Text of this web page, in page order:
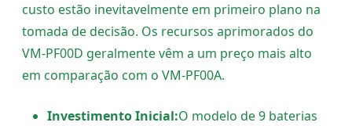
custo estão inevitavelmente em primeiro plano na
tomada de decisão. Os recursos aprimorados do
VM-PF00D geralmente vêm a um preço mais alto
em comparação com o VM-PF00A.
Investimento Inicial:O modelo de 9 baterias